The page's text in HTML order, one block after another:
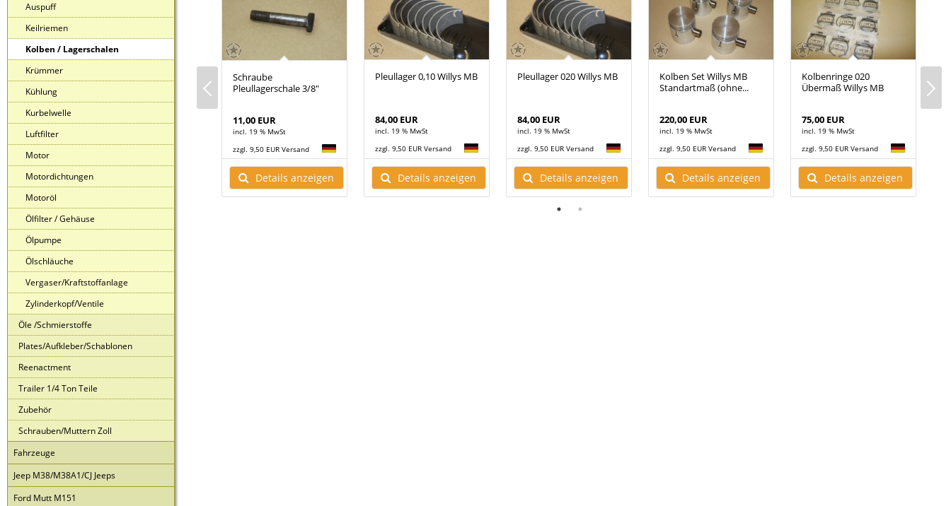
Auspuff
Keilriemen
Kolben / Lagerschalen
Krümmer
Kühlung
Kurbelwelle
Luftfilter
Motor
Motordichtungen
Motoröl
Ölfilter / Gehäuse
Ölpumpe
Ölschläuche
Vergaser/Kraftstoffanlage
Zylinderkopf/Ventile
Öle /Schmierstoffe
Plates/Aufkleber/Schablonen
Reenactment
Trailer 1/4 Ton Teile
Zubehör
Schrauben/Muttern Zoll
Fahrzeuge
Jeep M38/M38A1/CJ Jeeps
Ford Mutt M151
MB
anzeigen Details anzeigen
Schraube
Pleullagerschale 3/8"
11,00 EUR
incl. 19 % MwSt
zzgl. 9,50 EUR Versand
Details anzeigen
Pleullager 0,10 Willys MB
84,00 EUR
incl. 19 % MwSt
zzgl. 9,50 EUR Versand
Details anzeigen
Pleullager 020 Willys MB
84,00 EUR
incl. 19 % MwSt
zzgl. 9,50 EUR Versand
Details anzeigen
Kolben Set Willys MB
Standartmaß (ohne...
220,00 EUR
incl. 19 % MwSt
zzgl. 9,50 EUR Versand
Details anzeigen
Kolbenringe 020
Übermaß Willys MB
75,00 EUR
incl. 19 % MwSt
zzgl. 9,50 EUR Versand
Details anzeigen